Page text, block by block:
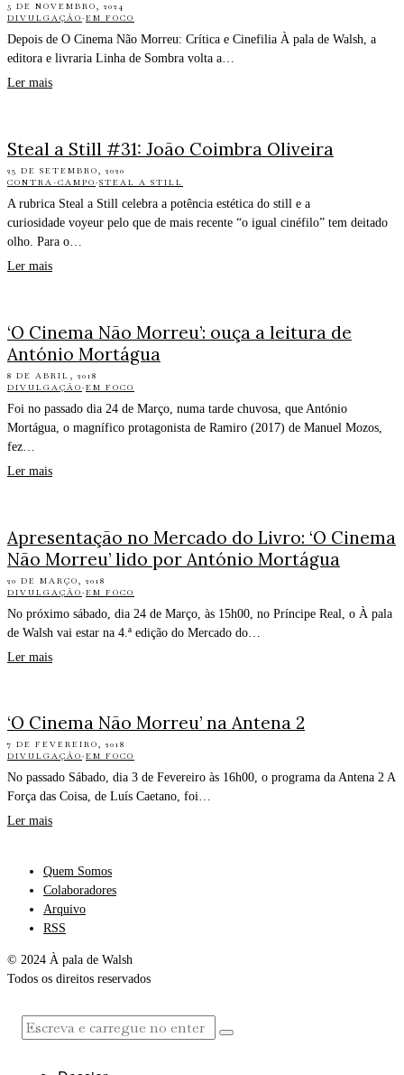
5 DE NOVEMBRO, 2024
DIVULGAÇÃO·EM FOCO
Depois de O Cinema Não Morreu: Crítica e Cinefilia À pala de Walsh, a
editora e livraria Linha de Sombra volta a…
Ler mais
Steal a Still #31: João Coimbra Oliveira
23 DE SETEMBRO, 2020
CONTRA-CAMPO·STEAL A STILL
A rubrica Steal a Still celebra a potência estética do still e a
curiosidade voyeur pelo que de mais recente “o igual cinéfilo” tem deitado
olho. Para o…
Ler mais
‘O Cinema Não Morreu’: ouça a leitura de
António Mortágua
8 DE ABRIL, 2018
DIVULGAÇÃO·EM FOCO
Foi no passado dia 24 de Março, numa tarde chuvosa, que António
Mortágua, o magnífico protagonista de Ramiro (2017) de Manuel Mozos,
fez…
Ler mais
Apresentação no Mercado do Livro: ‘O Cinema
Não Morreu’ lido por António Mortágua
20 DE MARÇO, 2018
DIVULGAÇÃO·EM FOCO
No próximo sábado, dia 24 de Março, às 15h00, no Príncipe Real, o À pala
de Walsh vai estar na 4.ª edição do Mercado do…
Ler mais
‘O Cinema Não Morreu’ na Antena 2
7 DE FEVEREIRO, 2018
DIVULGAÇÃO·EM FOCO
No passado Sábado, dia 3 de Fevereiro às 16h00, o programa da Antena 2 A
Força das Coisa, de Luís Caetano, foi…
Ler mais
Quem Somos
Colaboradores
Arquivo
RSS
© 2024 À pala de Walsh
Todos os direitos reservados